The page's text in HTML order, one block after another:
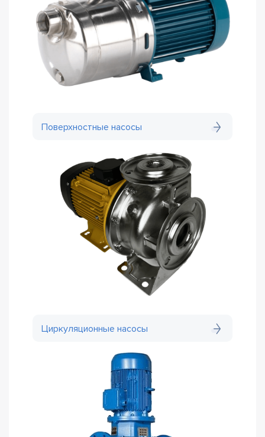
Поверхностные насосы
Циркуляционные насосы